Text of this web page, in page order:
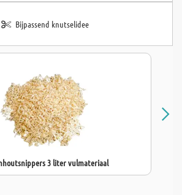
Bijpassend knutselidee
3 liter vulmateriaal